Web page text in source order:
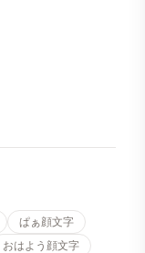
ぱぁ顔文字
おはよう顔文字